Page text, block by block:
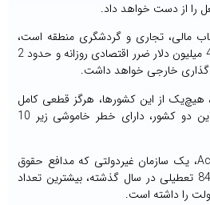
مالی، تجاری و گردشگری منطقه است،
قطع شدن کامل اینترنت، 4.77 میلیون دلار ضرر اقتصادی روزانه و حدود 2
خارجی خواهد داشت.
طبق اعلام Internet Society، هیچ‌یک از این کشورها، هرگز قطعی کامل
اینترنت را اعمال نکرده‌اند و این دو کشور، دارای خطر خاموشی زیر 10
بر اساس گزارش Access Now، یک سازمان غیردولتی که مدافع حقوق
مدنی دیجیتال است، هند با 84 تعطیلی در سال گذشته، بیشترین تعداد
را داشته است.